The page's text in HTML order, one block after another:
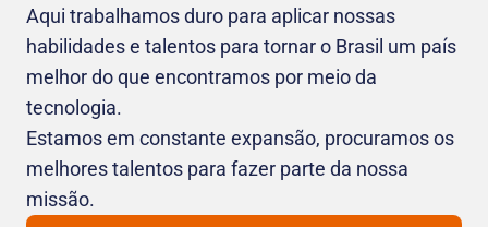
Aqui trabalhamos duro para aplicar nossas
habilidades e talentos para tornar o Brasil um país
melhor do que encontramos por meio da
tecnologia.
Estamos em constante expansão, procuramos os
melhores talentos para fazer parte da nossa
missão.